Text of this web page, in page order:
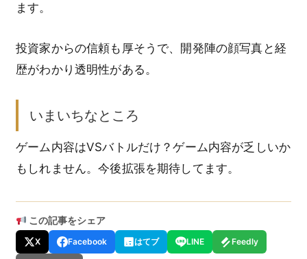
ます。
投資家からの信頼も厚そうで、開発陣の顔写真と経
歴がわかり透明性がある。
いまいちなところ
ゲーム内容はVSバトルだけ？ゲーム内容が乏しいか
もしれません。今後拡張を期待してます。
この記事をシェア
X Facebook はてブ LINE Feedly